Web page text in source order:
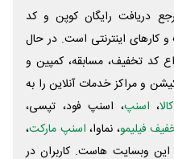
دریافت رایگان کوپن و کد
کارهای اینترنتی است. در حال
کد تخفیف، مسابقه، کمپین و
و مراکز خدمات آنلاین را به
، اسنپ، اسنپ فود، تپسی،
فیلیمو، نماوا، اسنپ مارکت،
این وبسایت ‌هاست. کاربران در